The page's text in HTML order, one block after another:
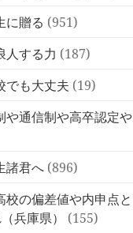
に贈る (951)
人する力 (187)
でも大丈夫 (19)
や通信制や高卒認定や
諸君へ (896)
校の偏差値や内申点と
兵庫県）
(155)